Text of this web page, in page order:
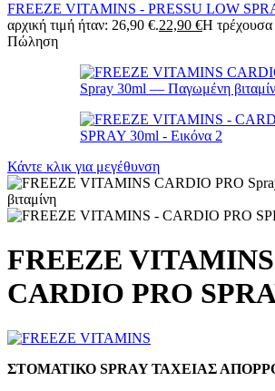
FREEZE VITAMINS - PRESSU LOW
αρχική τιμή ήταν: 26,90 €.22,90 €Η τρέχουσα
Πώληση
Κάντε κλικ για μεγέθυνση
FREEZE
CARDIO PRO
ΣΤΟΜΑΤΙΚΟ SPRAY ΤΑΧΕΙΑΣ